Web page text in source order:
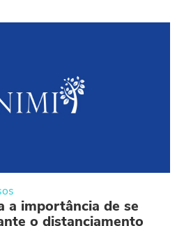
a importância de se
o distanciamento